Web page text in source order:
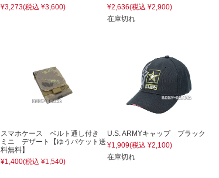
¥3,273(税込 ¥3,600)
¥2,636(税込 ¥2,900)
在庫切れ
スマホケース ベルト通し付き
ミニ デザート【ゆうパケット送
料無料】
¥1,400(税込 ¥1,540)
U.S. ARMYキャップ ブラック
¥1,909(税込 ¥2,100)
在庫切れ